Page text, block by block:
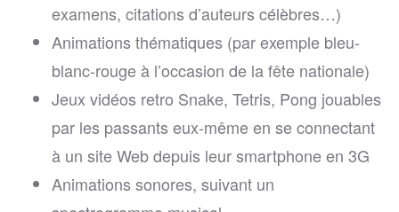
examens, citations d’auteurs célèbres…)
Animations thématiques (par exemple bleu-
blanc-rouge à l’occasion de la fête nationale)
Jeux vidéos retro Snake, Tetris, Pong jouables
par les passants eux-même en se connectant
à un site Web depuis leur smartphone en 3G
Animations sonores, suivant un